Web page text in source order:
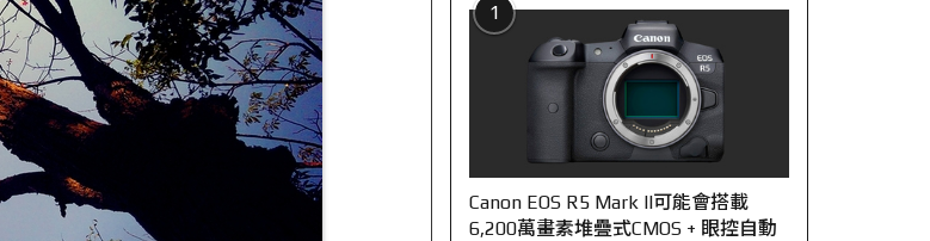
1
Canon EOS R5 Mark II可能會搭載
6,200萬畫素堆疊式CMOS + 眼控自動